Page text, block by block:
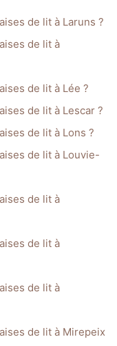
de lit à Laruns ?
de lit à
de lit à Lée ?
de lit à Lescar ?
de lit à Lons ?
de lit à Louvie-
de lit à
de lit à
de lit à
de lit à Mirepeix